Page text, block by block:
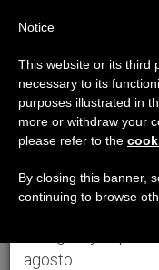
Aviso
Del 27 de julio
anual,
se generan menos
agosto.
Notice
This website or its third
necessary to its
purposes illustrated in
more or withdraw your
please refer to the
By closing this banner,
continuing to browse